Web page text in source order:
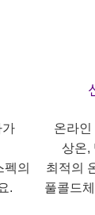
가
의
.
온라인
상온,
최적의
풀콜드